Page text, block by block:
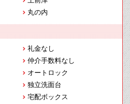
丸の内
礼金なし
仲介手数料なし
オートロック
独立洗面台
宅配ボックス